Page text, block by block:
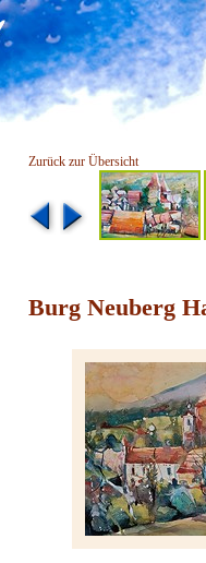
Zurück zur Übersicht
Burg Neuberg